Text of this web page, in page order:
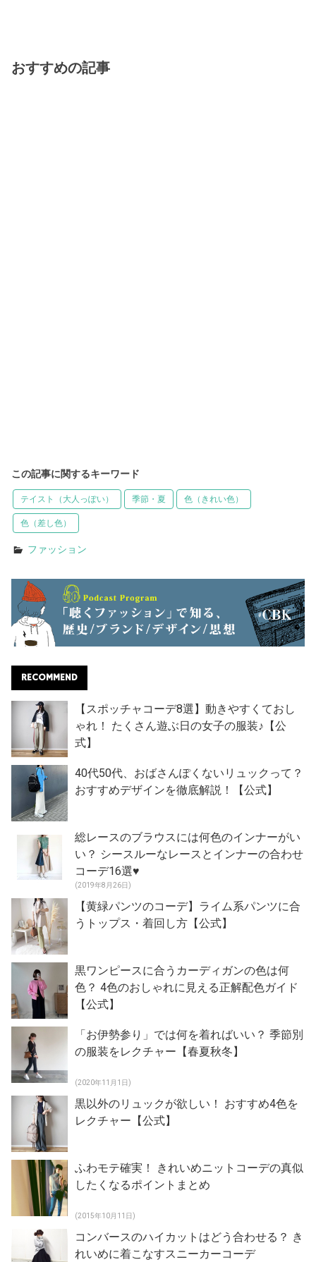
おすすめの記事
この記事に関するキーワード
テイスト（大人っぽい） 季節・夏 色（きれい色）
色（差し色）
ファッション
RECOMMEND
【スポッチャコーデ8選】動きやすくておし
ゃれ！ たくさん遊ぶ日の女子の服装♪【公
式】
40代50代、おばさんぽくないリュックって？
おすすめデザインを徹底解説！【公式】
総レースのブラウスには何色のインナーがい
い？ シースルーなレースとインナーの合わせ
コーデ16選♥
(2019年8月26日)
【黄緑パンツのコーデ】ライム系パンツに合
うトップス・着回し方【公式】
黒ワンピースに合うカーディガンの色は何
色？ 4色のおしゃれに見える正解配色ガイド
【公式】
「お伊勢参り」では何を着ればいい？ 季節別
の服装をレクチャー【春夏秋冬】
(2020年11月1日)
黒以外のリュックが欲しい！ おすすめ4色を
レクチャー【公式】
ふわモテ確実！ きれいめニットコーデの真似
したくなるポイントまとめ
(2015年10月11日)
コンバースのハイカットはどう合わせる？ き
れいめに着こなすスニーカーコーデ